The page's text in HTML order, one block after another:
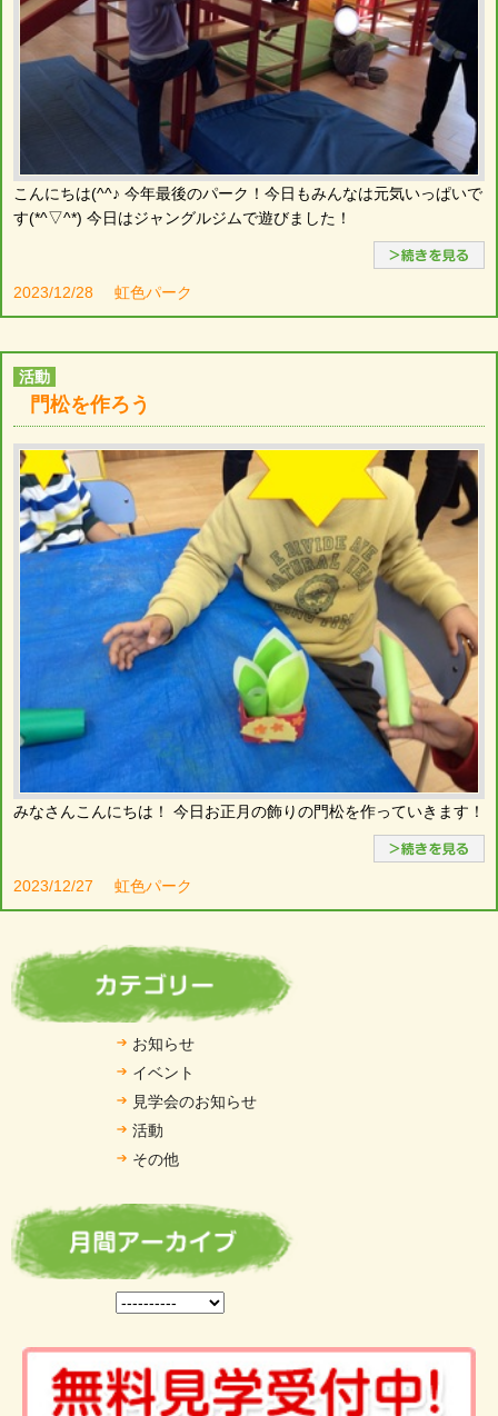
こんにちは(^^♪ 今年最後のパーク！今日もみんなは元気いっぱいで
す(*^▽^*) 今日はジャングルジムで遊びました！
2023/12/28 虹色パーク
活動
門松を作ろう
みなさんこんにちは！ 今日お正月の飾りの門松を作っていきます！
2023/12/27 虹色パーク
お知らせ
イベント
見学会のお知らせ
活動
その他